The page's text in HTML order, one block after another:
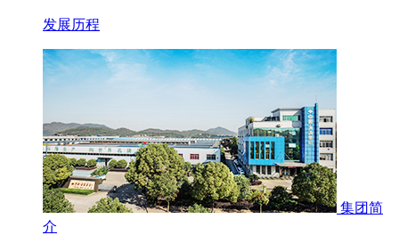
发展历程
集团简
介